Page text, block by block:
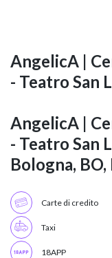
AngelicA |
- Teatro San
AngelicA |
- Teatro San
Bologna,
Carte di credito
Taxi
18APP